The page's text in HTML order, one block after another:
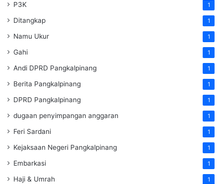
P3K 1
Ditangkap 1
Namu Ukur 1
Gahi 1
Andi DPRD Pangkalpinang 1
Berita Pangkalpinang 1
DPRD Pangkalpinang 1
dugaan penyimpangan anggaran 1
Feri Sardani 1
Kejaksaan Negeri Pangkalpinang 1
Embarkasi 1
Haji & Umrah 1